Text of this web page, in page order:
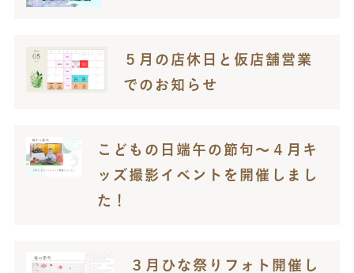
５月の店休日と仮店舗営業
でのお知らせ
こどもの日端午の節句～４月キ
ッズ撮影イベントを開催しまし
た！
３月ひな祭りフォト開催し